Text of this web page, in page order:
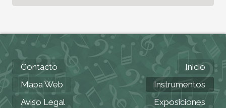
Contacto
Mapa Web
Aviso Legal
Inicio
Instrumentos
Exposiciones